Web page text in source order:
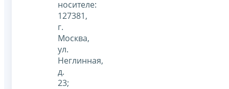
носителе:
127381,
г.
Москва,
ул.
Неглинная,
д.
23;